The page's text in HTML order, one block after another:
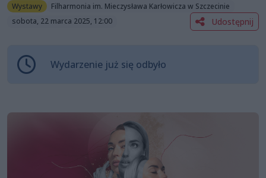
Wystawy
Filharmonia im. Mieczysława Karłowicza w Szczecinie
sobota, 22 marca 2025, 12:00
Udostępnij
Wydarzenie już się odbyło